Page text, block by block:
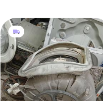
загрузки